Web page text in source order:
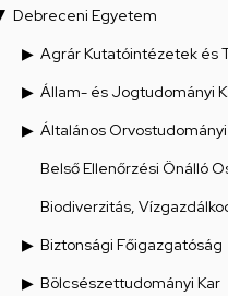
Debreceni Egyetem
Agrár Kutatóintézetek és
Állam- és Jogtudományi
Általános Orvostudományi
Belső Ellenőrzési Önálló
Biodiverzitás,
Biztonsági Főigazgatóság
Bölcsészettudományi Kar